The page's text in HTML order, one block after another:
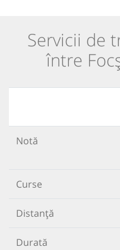
Servicii de
între
Notă
Curse
Distanță
Durată